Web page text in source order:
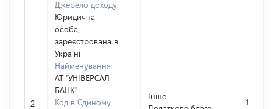
2
Джерело доходу:
Юридична
особа,
зареєстрована в
Україні
Найменування:
АТ "УНІВЕРСАЛ
БАНК"
Код в Єдиному
Інше
110